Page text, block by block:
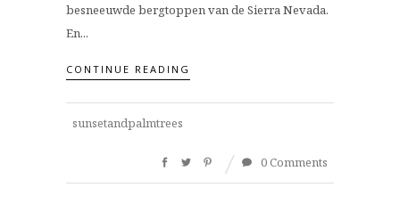
besneeuwde bergtoppen van de Sierra Nevada.
En...
CONTINUE READING
sunsetandpalmtrees
0 Comments